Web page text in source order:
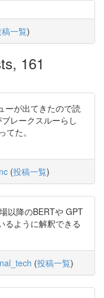
一覧)
161
ーが出てきたので読
レークスルーらし
た。
(投稿一覧)
以降のBERTや GPT
るように解釈できる
(投稿一覧)